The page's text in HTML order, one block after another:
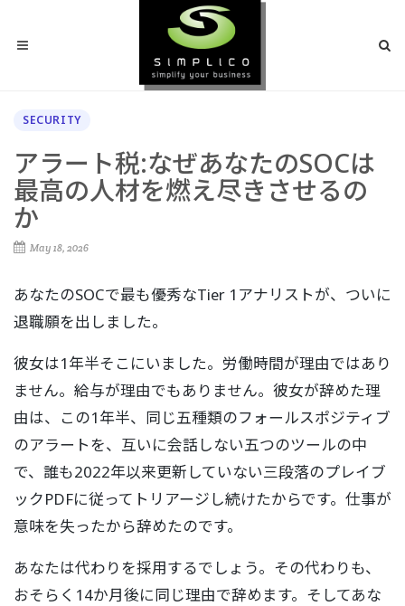
SECURITY
アラート税:なぜあなたのSOCは
最高の人材を燃え尽きさせるの
か
May 18, 2026
あなたのSOCで最も優秀なTier 1アナリストが、ついに
退職願を出しました。
彼女は1年半そこにいました。労働時間が理由ではあり
ません。給与が理由でもありません。彼女が辞めた理
由は、この1年半、同じ五種類のフォールスポジティブ
のアラートを、互いに会話しない五つのツールの中
で、誰も2022年以来更新していない三段落のプレイブ
ックPDFに従ってトリアージし続けたからです。仕事が
意味を失ったから辞めたのです。
あなたは代わりを採用するでしょう。その代わりも、
おそらく14か月後に同じ理由で辞めます。そしてあな